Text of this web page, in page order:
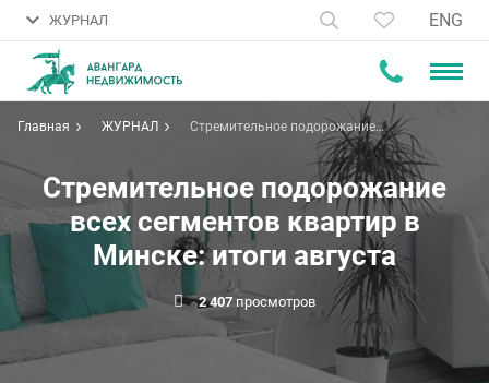
ЖУРНАЛ ENG
Главная ЖУРНАЛ
Стремительное подорожание
всех сегментов квартир в
Минске: итоги августа
Стремительное подорожание
всех сегментов квартир в
Минске: итоги августа
2 407 просмотров